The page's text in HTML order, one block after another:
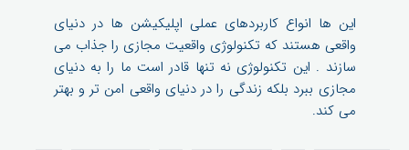
این ها انواع کاربردهای عملی اپلیکیشن ها در دنیای
واقعی هستند که تکنولوژی واقعیت مجازی را جذاب می
سازند . این تکنولوژی نه تنها قادر است ما را به دنیای
مجازی ببرد بلکه زندگی را در دنیای واقعی امن تر و بهتر
می کند.